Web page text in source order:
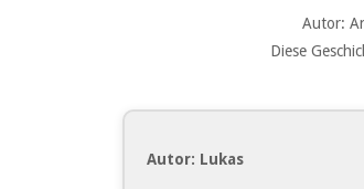
Autor:
Diese
Autor: Lukas